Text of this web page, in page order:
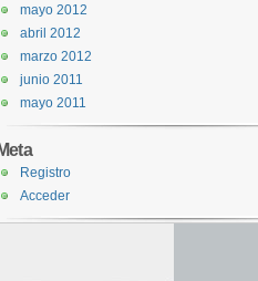
mayo 2012
abril 2012
marzo 2012
junio 2011
mayo 2011
Registro
Acceder